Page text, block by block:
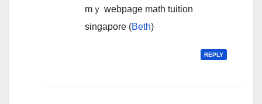
mｙ webpage math tuition
singapore (Beth)
REPLY